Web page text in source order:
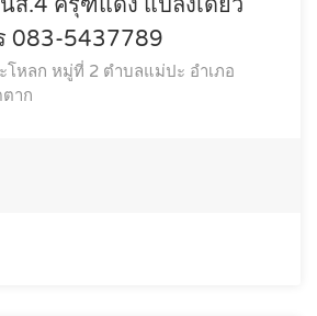
083-5437789
โหลก หมู่ที่ 2 ตำบลแม่ปะ อำเภอ
าก